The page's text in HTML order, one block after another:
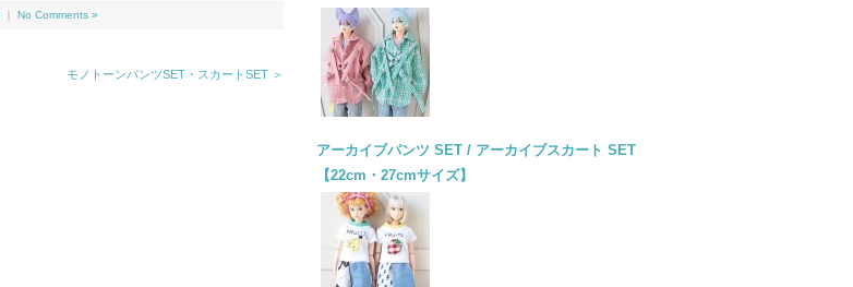
No Comments »
モノトーンパンツSET・スカートSET ＞
アーカイブパンツ SET / アーカイブスカート SET
【22cm・27cmサイズ】